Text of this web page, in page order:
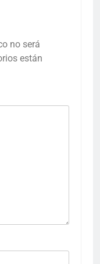
no será
están